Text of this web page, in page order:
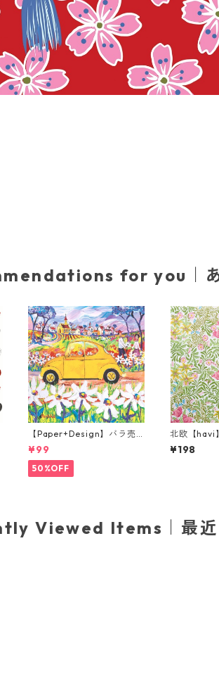
for you｜あ
【Paper+Design】バラ売
り2枚 ランチサイズ ペーパ
ーナプキン Portchie Art Th
e yellow Beetle イエロー
¥99
50%OFF
北欧【havi
ンチサイズ
ン Bower
¥198
Viewed Items｜最近